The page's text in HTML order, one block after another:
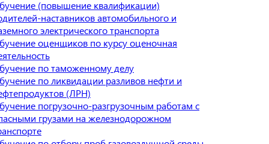
(повышение квалификации)
наставников автомобильного и
электрического транспорта
оценщиков по курсу оценочная
по таможенному делу
по ликвидации разливов нефти и
(ЛРН)
погрузочно-разгрузочным работам с
грузами на железнодорожном